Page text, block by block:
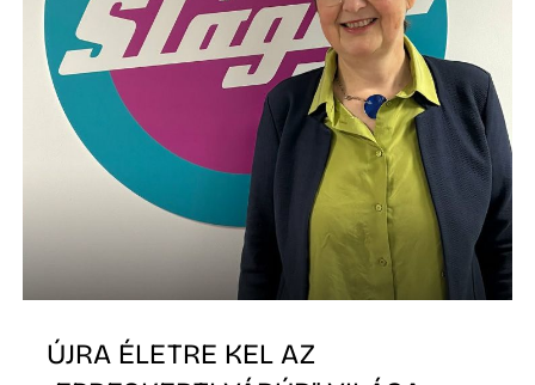
ÚJRA ÉLETRE KEL AZ